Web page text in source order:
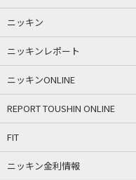
ニッキン
ニッキンレポート
ニッキンONLINE
REPORT TOUSHIN ONLINE
FIT
ニッキン金利情報